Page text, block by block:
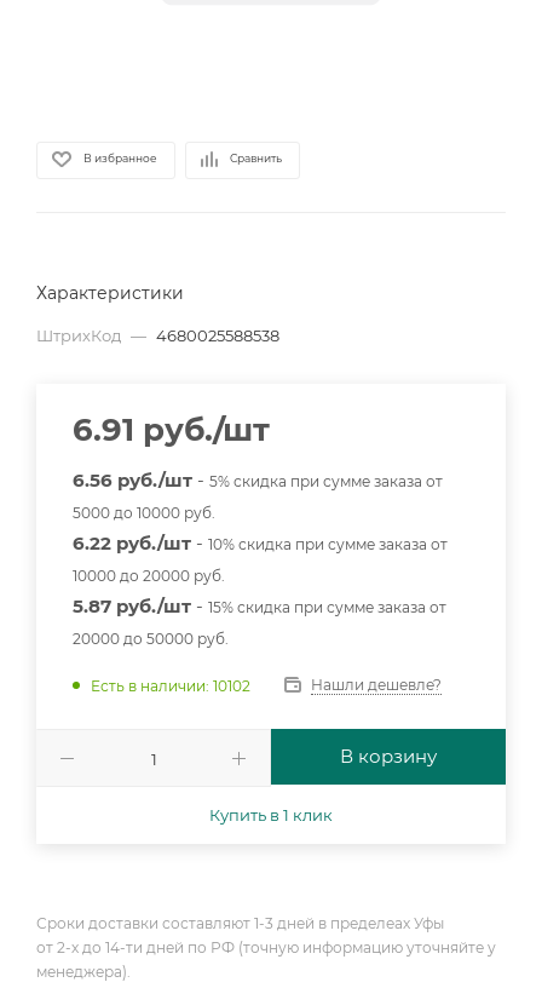
В избранное Сравнить
Характеристики
ШтрихКод — 4680025588538
6.91 руб./шт
6.56 руб./шт - 5% скидка при сумме заказа от
5000 до 10000 руб.
6.22 руб./шт - 10% скидка при сумме заказа от
10000 до 20000 руб.
5.87 руб./шт - 15% скидка при сумме заказа от
20000 до 50000 руб.
Есть в наличии: 10102 Нашли дешевле?
В корзину
Купить в 1 клик
Сроки доставки составляют 1-3 дней в пределеах Уфы
от 2-х до 14-ти дней по РФ (точную информацию уточняйте у
менеджера).